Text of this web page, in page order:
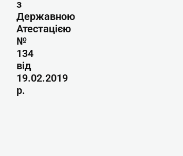
з
Державною
Атестацією
№
134
від
19.02.2019
р.